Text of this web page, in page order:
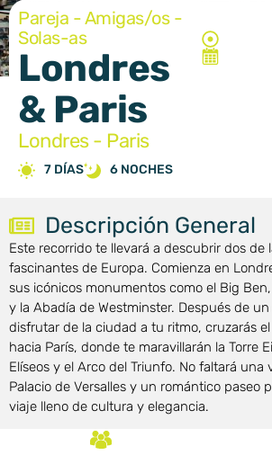
Pareja - Amigas/os -
Solas-as
Londres
& Paris
Londres - Paris
7 DÍAS 6 NOCHES
Descripción General
Este recorrido te llevará a descubrir dos de
fascinantes de Europa. Comienza en
sus icónicos monumentos como el Big
y la Abadía de Westminster. Después de
disfrutar de la ciudad a tu ritmo, cruzarás
hacia París, donde te maravillarán la Torre
Elíseos y el Arco del Triunfo. No faltará una
Palacio de Versalles y un romántico paseo
viaje lleno de cultura y elegancia.